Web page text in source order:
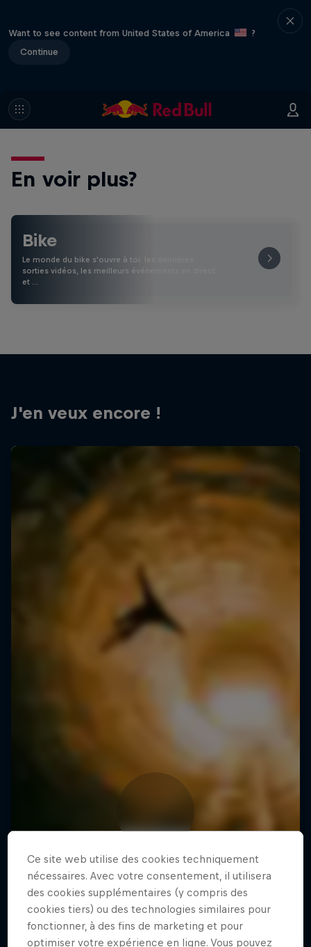
Want to see content from United States of America
?
Continue
En voir plus?
Bike
Le monde du bike s'ouvre à toi: les dernières
sorties vidéos, les meilleurs événements en direct
et …
J'en veux encore !
Ce site web utilise des cookies techniquement
nécessaires. Avec votre consentement, il utilisera
des cookies supplémentaires (y compris des
cookies tiers) ou des technologies similaires pour
fonctionner, à des fins de marketing et pour
optimiser votre expérience en ligne. Vous pouvez